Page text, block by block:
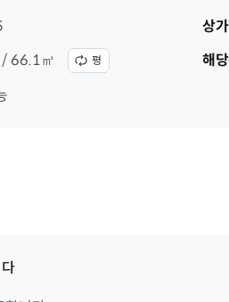
상
66.1㎡ 평 해